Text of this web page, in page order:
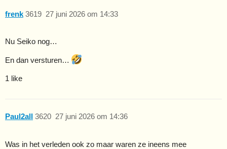
frenk 27 juni 2026 om 14:33
3619
Nu Seiko nog…
En dan versturen…
1 like
Paul2all 27 juni 2026 om 14:36
3620
Was in het verleden ook zo maar waren ze ineens mee